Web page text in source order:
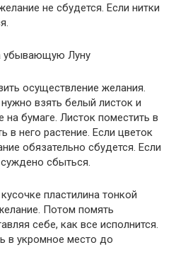
не сбудется. Если нитки
убывающую Луну
осуществление желания.
взять белый листок и
на бумаге. Листок поместить в
в него растение. Если цветок
обязательно сбудется. Если
сбыться.
пластилина тонкой
Потом помять
себе, как все исполнится.
в укромное место до